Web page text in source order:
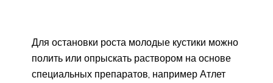
Для остановки роста молодые кустики можно
полить или опрыскать раствором на основе
специальных препаратов, например Атлет